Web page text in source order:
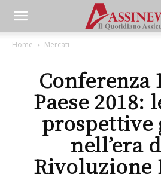
Home Mercati
Conferenza
Paese 2018:
prospettive
nell’era
Rivoluzione